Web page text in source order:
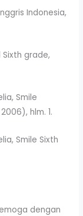
Indonesia,
Sixth grade,
Smile
hlm. 1.
Smile Sixth
dengan